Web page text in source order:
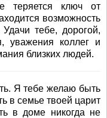
теряется ключ от
возможность
тебе, дорогой,
уважения коллег и
близких людей.
Я тебе желаю быть
в семье твоей царит
в доме никогда не